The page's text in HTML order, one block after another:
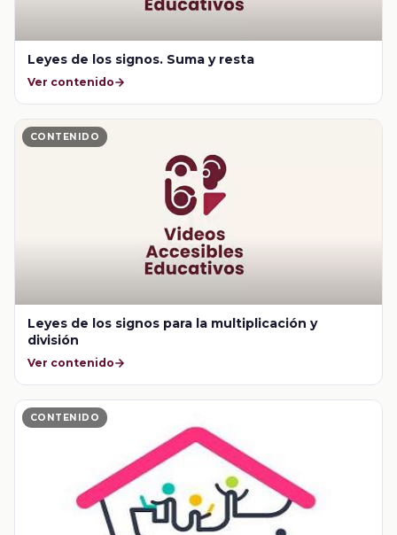
Leyes de los signos. Suma y resta
Ver contenido
CONTENIDO
Leyes de los signos para la multiplicación y
división
Ver contenido
CONTENIDO